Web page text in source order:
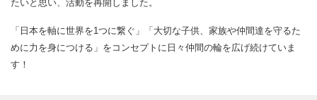
たいと思い、活動を再開しました。
「日本を軸に世界を1つに繋ぐ」「大切な子供、家族や仲間達を守るた
めに力を身につける」をコンセプトに日々仲間の輪を広げ続けていま
す！